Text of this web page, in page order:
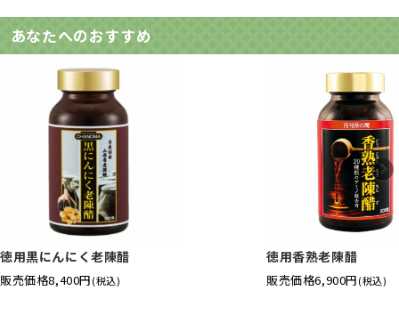
あなたへのおすすめ
徳用黒にんにく老陳醋
販売価格8,400円(税込)
徳用香熟老陳醋
販売価格6,900円(税込)